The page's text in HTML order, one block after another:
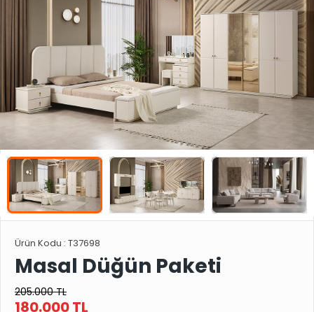
Ürün Kodu : T37698
Masal Düğün Paketi
205.000TL
180.000TL